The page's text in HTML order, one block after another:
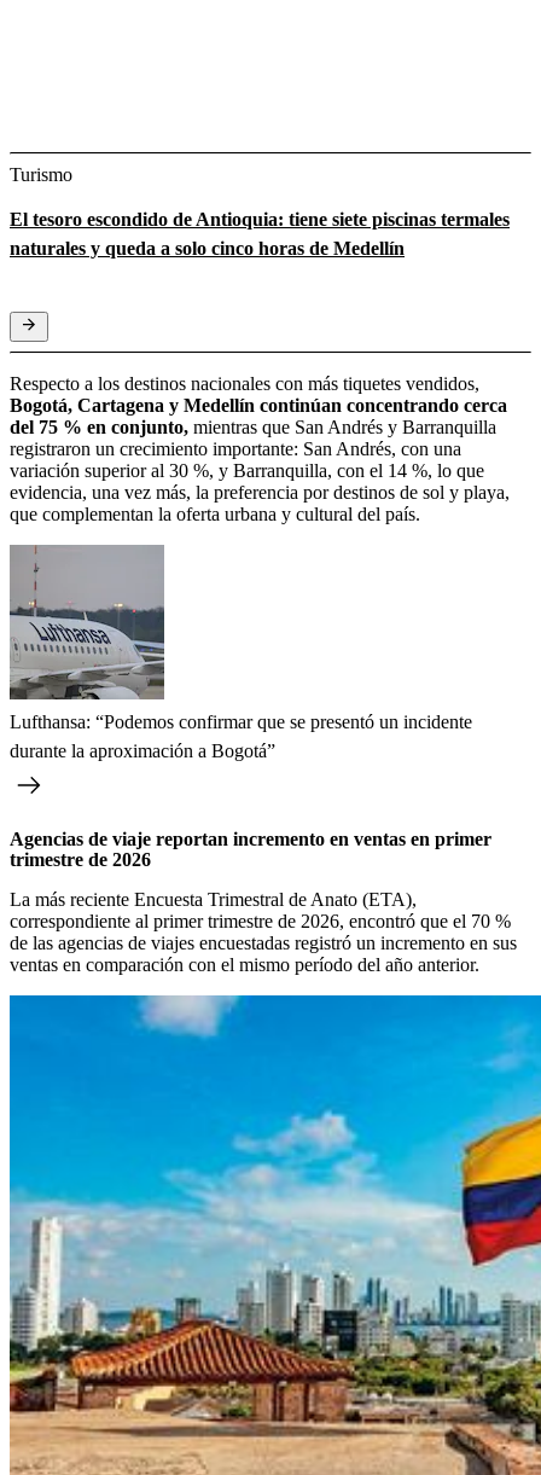
Turismo
El tesoro escondido de Antioquia: tiene siete piscinas termales
naturales y queda a solo cinco horas de Medellín
Respecto a los destinos nacionales con más tiquetes vendidos,
Bogotá, Cartagena y Medellín continúan concentrando cerca
del 75 % en conjunto, mientras que San Andrés y Barranquilla
registraron un crecimiento importante: San Andrés, con una
variación superior al 30 %, y Barranquilla, con el 14 %, lo que
evidencia, una vez más, la preferencia por destinos de sol y playa,
que complementan la oferta urbana y cultural del país.
Lufthansa: “Podemos confirmar que se presentó un incidente
durante la aproximación a Bogotá”
Agencias de viaje reportan incremento en ventas en primer
trimestre de 2026
La más reciente Encuesta Trimestral de Anato (ETA),
correspondiente al primer trimestre de 2026, encontró que el 70 %
de las agencias de viajes encuestadas registró un incremento en sus
ventas en comparación con el mismo período del año anterior.